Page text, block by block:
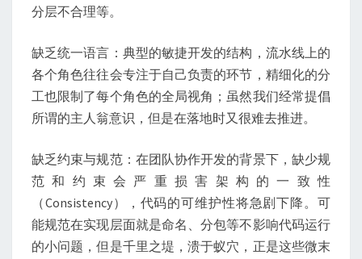
分层不合理等。
缺乏统一语言：典型的敏捷开发的结构，流水线上的
各个角色往往会专注于自己负责的环节，精细化的分
工也限制了每个角色的全局视角；虽然我们经常提倡
所谓的主人翁意识，但是在落地时又很难去推进。
缺乏约束与规范：在团队协作开发的背景下，缺少规
范和约束会严重损害架构的一致性
（Consistency），代码的可维护性将急剧下降。可
能规范在实现层面就是命名、分包等不影响代码运行
的小问题，但是千里之堤，溃于蚁穴，正是这些微末